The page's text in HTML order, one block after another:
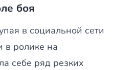
боя
в социальной сети
в ролике на
себе ряд резких